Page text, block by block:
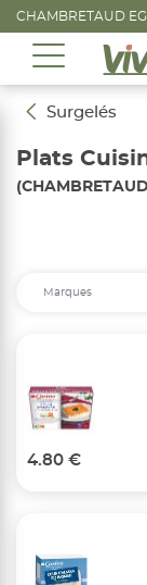
CHAMBRETAUD
Surgelés
Plats
4.80 €